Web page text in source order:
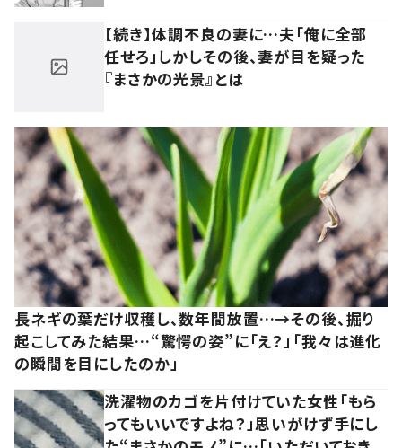
【続き】体調不良の妻に…夫「俺に全部
任せろ」しかしその後、妻が目を疑った
『まさかの光景』とは
長ネギの葉だけ収穫し、数年間放置…→その後、掘り
起こしてみた結果…“驚愕の姿”に「え？」「我々は進化
の瞬間を目にしたのか」
洗濯物のカゴを片付けていた女性「もら
ってもいいですよね？」思いがけず手にし